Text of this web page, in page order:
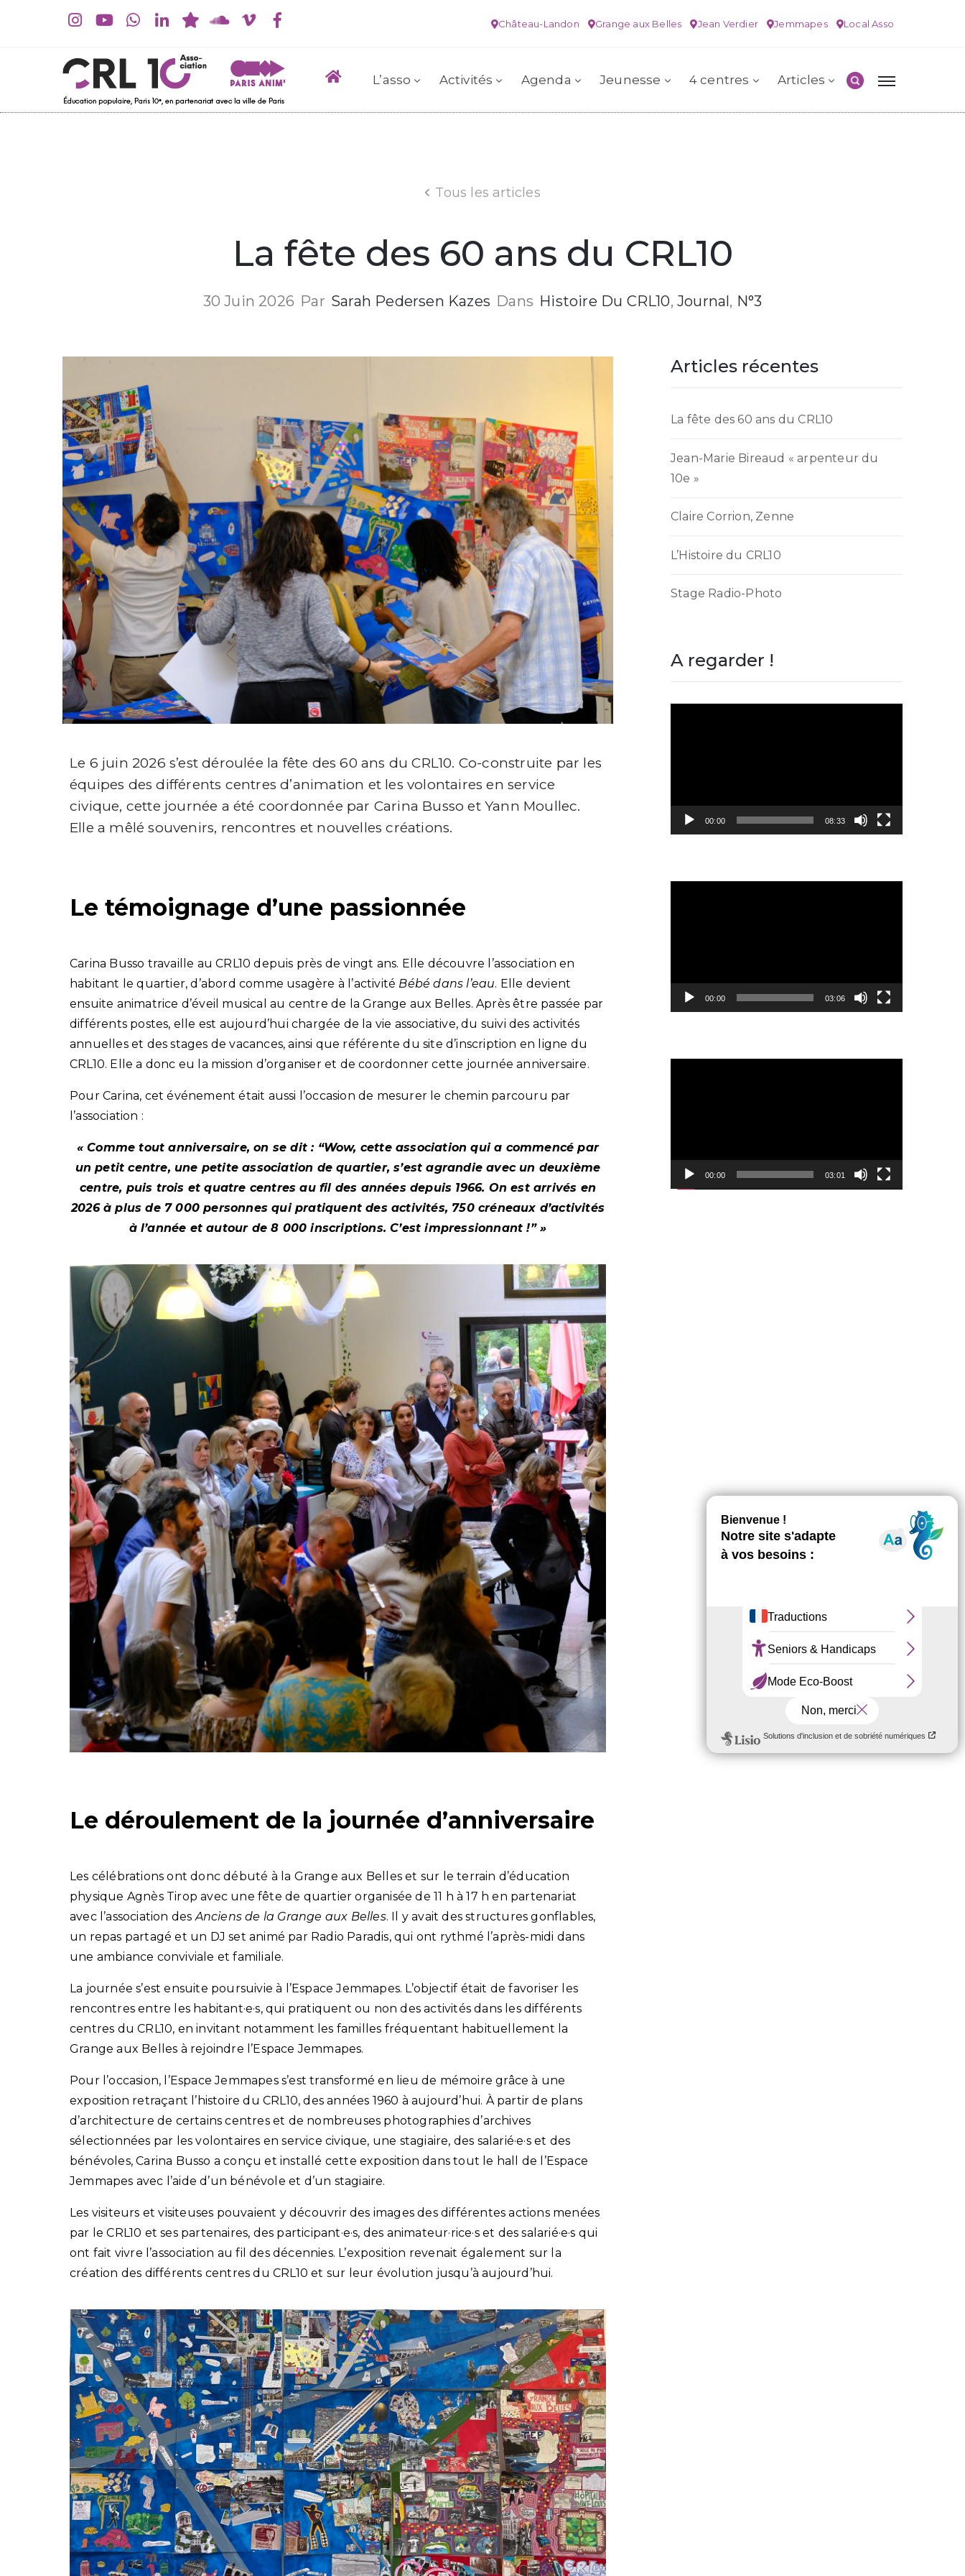
Château-Landon Grange aux Belles Jean Verdier Jemmapes Local Asso
L’asso Activités Agenda Jeunesse 4 centres Articles
Tous les articles
La fête des 60 ans du CRL10
30 Juin 2026 Par Sarah Pedersen Kazes Dans Histoire Du CRL10‚Journal‚ N°3
Le 6 juin 2026 s’est déroulée la fête des 60 ans du CRL10. Co-construite par les
équipes des différents centres d’animation et les volontaires en service
civique, cette journée a été coordonnée par Carina Busso et Yann Moullec.
Elle a mêlé souvenirs, rencontres et nouvelles créations.
Le témoignage d’une passionnée
Carina Busso travaille au CRL10 depuis près de vingt ans. Elle découvre l’association en
habitant le quartier, d’abord comme usagère à l’activité Bébé dans l’eau. Elle devient
ensuite animatrice d’éveil musical au centre de la Grange aux Belles. Après être passée par
différents postes, elle est aujourd’hui chargée de la vie associative, du suivi des activités
annuelles et des stages de vacances, ainsi que référente du site d’inscription en ligne du
CRL10. Elle a donc eu la mission d’organiser et de coordonner cette journée anniversaire.
Pour Carina, cet événement était aussi l’occasion de mesurer le chemin parcouru par
l’association :
« Comme tout anniversaire, on se dit : “Wow, cette association qui a commencé par
un petit centre, une petite association de quartier, s’est agrandie avec un deuxième
centre, puis trois et quatre centres au fil des années depuis 1966. On est arrivés en
2026 à plus de 7 000 personnes qui pratiquent des activités, 750 créneaux d’activités
à l’année et autour de 8 000 inscriptions. C’est impressionnant !” »
Le déroulement de la journée d’anniversaire
Les célébrations ont donc débuté à la Grange aux Belles et sur le terrain d’éducation
physique Agnès Tirop avec une fête de quartier organisée de 11 h à 17 h en partenariat
avec l’association desAnciens de la Grange aux Belles. Il y avait des structures gonflables,
un repas partagé et un DJ set animé par Radio Paradis, qui ont rythmé l’après-midi dans
une ambiance conviviale et familiale.
La journée s’est ensuite poursuivie à l’Espace Jemmapes. L’objectif était de favoriser les
rencontres entre les habitant·e·s, qui pratiquent ou non des activités dans les différents
centres du CRL10, en invitant notamment les familles fréquentant habituellement la
Grange aux Belles à rejoindre l’Espace Jemmapes.
Pour l’occasion, l’Espace Jemmapes s’est transformé en lieu de mémoire grâce à une
exposition retraçant l’histoire du CRL10, des années 1960 à aujourd’hui. À partir de plans
d’architecture de certains centres et de nombreuses photographies d’archives
sélectionnées par les volontaires en service civique, une stagiaire, des salarié·e·s et des
bénévoles, Carina Busso a conçu et installé cette exposition dans tout le hall de l’Espace
Jemmapes avec l’aide d’un bénévole et d’un stagiaire.
Les visiteurs et visiteuses pouvaient y découvrir des imagesdes différentes actions menées
par le CRL10 et ses partenaires, des participant·e·s, des animateur·rice·s et des salarié·e·s qui
ont fait vivre l’association au fil des décennies. L’exposition revenait également sur la
création des différents centres du CRL10 et sur leur évolution jusqu’à aujourd’hui.
Articles récentes
La fête des 60 ans du CRL10
Jean-Marie Bireaud « arpenteur du
10e »
Claire Corrion, Zenne
L’Histoire du CRL10
Stage Radio-Photo
A regarder !
00:00 08:33
00:00 03:06
00:00 03:01